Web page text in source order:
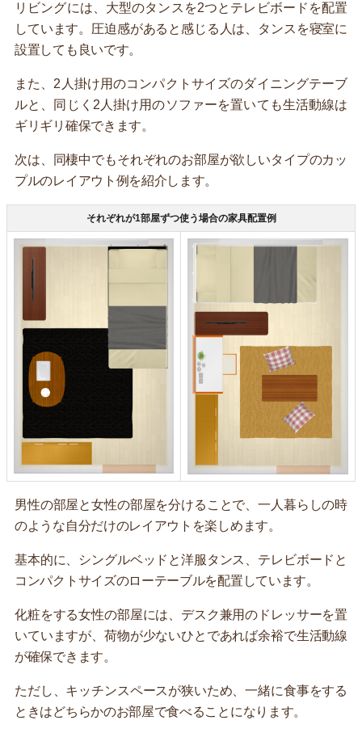
リビングには、大型のタンスを2つとテレビボードを配置
しています。圧迫感があると感じる人は、タンスを寝室に
設置しても良いです。
また、2人掛け用のコンパクトサイズのダイニングテーブ
ルと、同じく2人掛け用のソファーを置いても生活動線は
ギリギリ確保できます。
次は、同棲中でもそれぞれのお部屋が欲しいタイプのカッ
プルのレイアウト例を紹介します。
それぞれが1部屋ずつ使う場合の家具配置例
男性の部屋と女性の部屋を分けることで、一人暮らしの時
のような自分だけのレイアウトを楽しめます。
基本的に、シングルベッドと洋服タンス、テレビボードと
コンパクトサイズのローテーブルを配置しています。
化粧をする女性の部屋には、デスク兼用のドレッサーを置
いていますが、荷物が少ないひとであれば余裕で生活動線
が確保できます。
ただし、キッチンスペースが狭いため、一緒に食事をする
ときはどちらかのお部屋で食べることになります。